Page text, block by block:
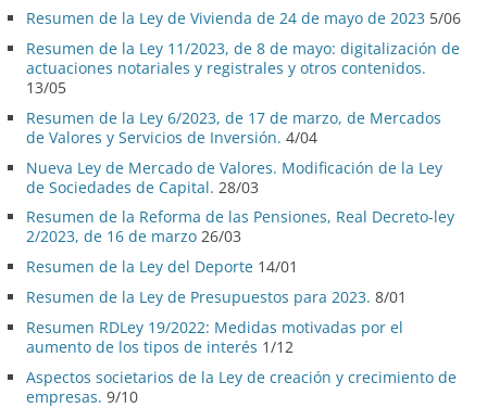
Resumen de la Ley de Vivienda de 24 de mayo de 2023 5/06
Resumen de la Ley 11/2023, de 8 de mayo: digitalización de
actuaciones notariales y registrales y otros contenidos.
13/05
Resumen de la Ley 6/2023, de 17 de marzo, de Mercados
de Valores y Servicios de Inversión. 4/04
Nueva Ley de Mercado de Valores. Modificación de la Ley
de Sociedades de Capital. 28/03
Resumen de la Reforma de las Pensiones, Real Decreto-ley
2/2023, de 16 de marzo 26/03
Resumen de la Ley del Deporte 14/01
Resumen de la Ley de Presupuestos para 2023. 8/01
Resumen RDLey 19/2022: Medidas motivadas por el
aumento de los tipos de interés 1/12
Aspectos societarios de la Ley de creación y crecimiento de
empresas. 9/10